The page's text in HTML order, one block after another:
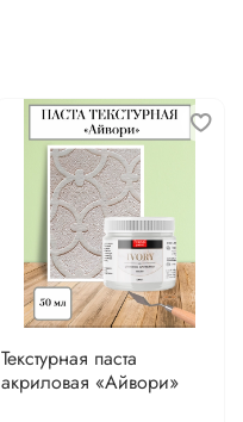
Текстурная паста
акриловая «Айвори»